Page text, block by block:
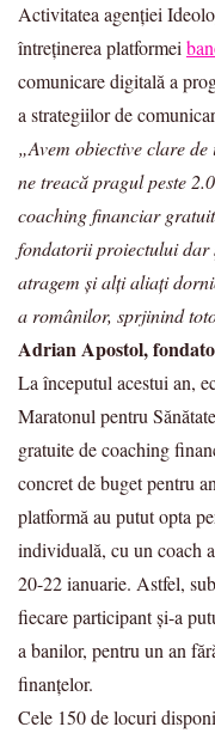
Activitatea agenției
întreținerea platformei
comunicare digitală a
a strategiilor de
„Avem obiective clare
ne treacă pragul peste
coaching financiar
fondatorii proiectului dar
atragem și alți aliați
a românilor, sprjinind
Adrian Apostol,
La începutul acestui an,
Maratonul pentru
gratuite de coaching
concret de buget pentru
platformă au putut opta
individuală, cu un coach
20-22 ianuarie. Astfel,
fiecare participant și-a
a banilor, pentru un an
finanțelor.
Cele 150 de locuri